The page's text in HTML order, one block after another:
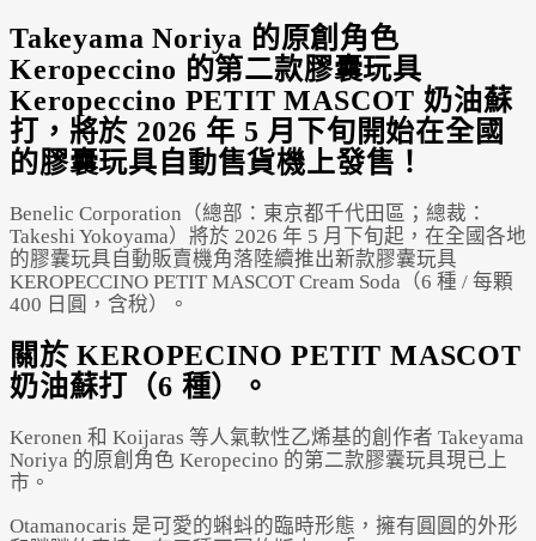
Takeyama Noriya 的原創角色
Keropeccino 的第二款膠囊玩具
Keropeccino PETIT MASCOT 奶油蘇
打，將於 2026 年 5 月下旬開始在全國
的膠囊玩具自動售貨機上發售！
Benelic Corporation（總部：東京都千代田區；總裁：
Takeshi Yokoyama）將於 2026 年 5 月下旬起，在全國各地
的膠囊玩具自動販賣機角落陸續推出新款膠囊玩具
KEROPECCINO PETIT MASCOT Cream Soda（6 種 / 每顆
400 日圓，含稅）。
關於 KEROPECINO PETIT MASCOT
奶油蘇打（6 種）。
Keronen 和 Koijaras 等人氣軟性乙烯基的創作者 Takeyama
Noriya 的原創角色 Keropecino 的第二款膠囊玩具現已上
市。
Otamanocaris 是可愛的蝌蚪的臨時形態，擁有圓圓的外形